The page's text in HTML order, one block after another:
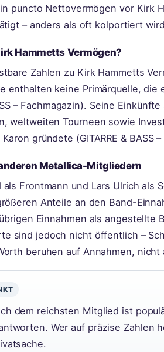
puncto Nettovermögen vor Kirk
– anders als oft kolportiert
Hammetts Vermögen?
Zahlen zu Kirk Hammetts
enthalten keine Primärquelle, die
– Fachmagazin). Seine
weltweiten Tourneen sowie
gründete (GITARRE & BASS
Metallica-Mitgliedern
Frontmann und Lars Ulrich als
Anteile an den Band-
Einnahmen als angestellte
sind jedoch nicht öffentlich –
beruhen auf Annahmen,
dem reichsten Mitglied ist
Wer auf präzise Zahlen